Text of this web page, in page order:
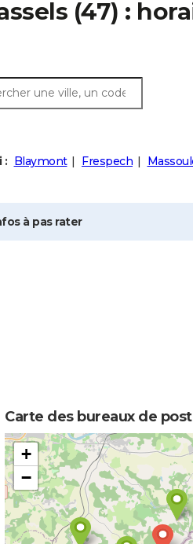
(47) :
: Blaymont Frespech
à pas rater
Carte des bureaux de
+
−